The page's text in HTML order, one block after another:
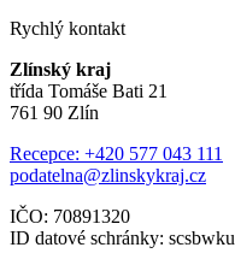
Rychlý kontakt
Zlínský kraj
třída Tomáše Bati 21
761 90 Zlín
Recepce: +420 577 043 111
podatelna@zlinskykraj.cz
IČO: 70891320
ID datové schránky: scsbwku